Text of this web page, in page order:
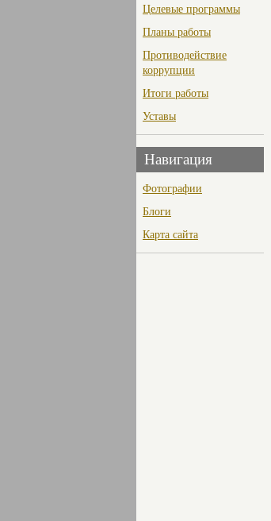
Целевые программы
Планы работы
Противодействие
коррупции
Итоги работы
Уставы
Навигация
Фотографии
Блоги
Карта сайта